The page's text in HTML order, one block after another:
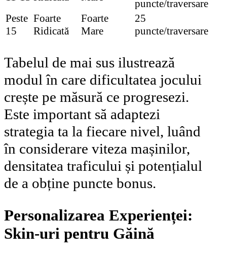
puncte/traversare
Peste
15
Foarte
Ridicată
Foarte
Mare
25
puncte/traversare
Tabelul de mai sus ilustrează
modul în care dificultatea jocului
crește pe măsură ce progresezi.
Este important să adaptezi
strategia ta la fiecare nivel, luând
în considerare viteza mașinilor,
densitatea traficului și potențialul
de a obține puncte bonus.
Personalizarea Experienței:
Skin-uri pentru Găină